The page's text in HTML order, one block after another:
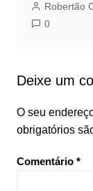
Robertão
0
Deixe um
O seu
obrigatórios
Comentário *